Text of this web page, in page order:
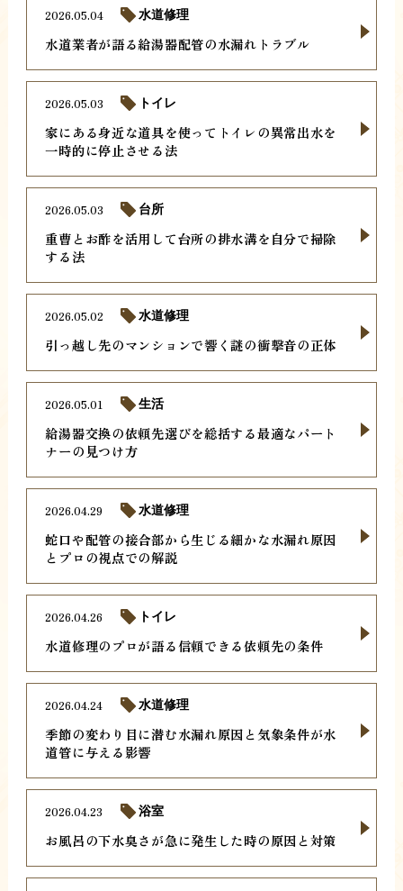
水道業者が語る給湯器配管の水漏れトラブル
2026.05.04 水道修理
家にある身近な道具を使ってトイレの異常出水を
一時的に停止させる法
2026.05.03 トイレ
重曹とお酢を活用して台所の排水溝を自分で掃除
する法
2026.05.03 台所
引っ越し先のマンションで響く謎の衝撃音の正体
2026.05.02 水道修理
給湯器交換の依頼先選びを総括する最適なパート
ナーの見つけ方
2026.05.01 生活
蛇口や配管の接合部から生じる細かな水漏れ原因
とプロの視点での解説
2026.04.29 水道修理
水道修理のプロが語る信頼できる依頼先の条件
2026.04.26 トイレ
季節の変わり目に潜む水漏れ原因と気象条件が水
道管に与える影響
2026.04.24 水道修理
お風呂の下水臭さが急に発生した時の原因と対策
2026.04.23 浴室